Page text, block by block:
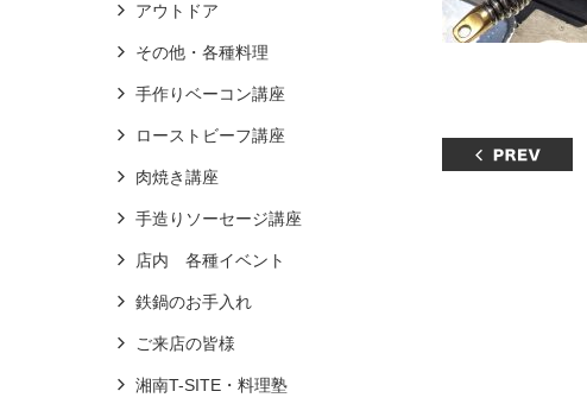
アウトドア
その他・各種料理
手作りベーコン講座
ローストビーフ講座
肉焼き講座
手造りソーセージ講座
店内 各種イベント
鉄鍋のお手入れ
ご来店の皆様
湘南T-SITE・料理塾